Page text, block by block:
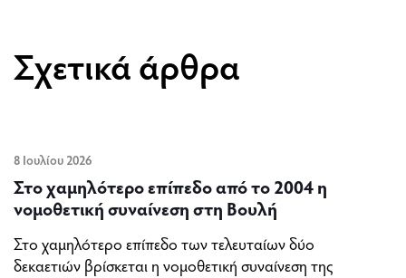
Σχετικά άρθρα
8 Ιουλίου 2026
Στο χαμηλότερο επίπεδο από το 2004 η
νομοθετική συναίνεση στη Βουλή
Στο χαμηλότερο επίπεδο των τελευταίων δύο
δεκαετιών βρίσκεται η νομοθετική συναίνεση της